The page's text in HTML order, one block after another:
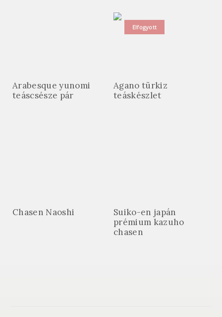
Arabesque yunomi
teáscsésze pár
Elfogyott
Agano türkiz
teáskészlet
Chasen Naoshi
Suiko-en japán
prémium kazuho
chasen